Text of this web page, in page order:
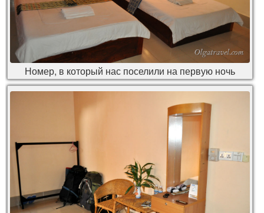
Номер, в который нас поселили на первую ночь